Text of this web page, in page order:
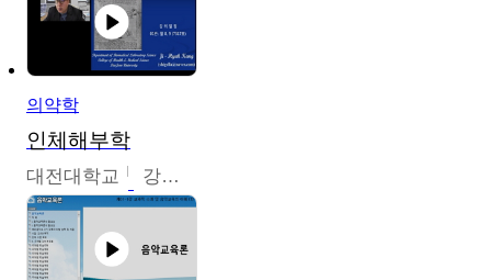
의약학
인체해부학
대전대학교 강지혁